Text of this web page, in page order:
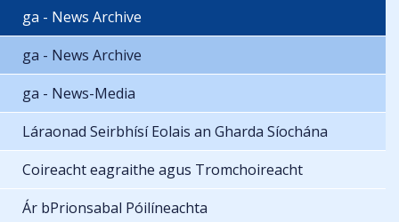
ga - News Archive
ga - News Archive
ga - News-Media
Láraonad Seirbhísí Eolais an Gharda Síochána
Coireacht eagraithe agus Tromchoireacht
Ár bPrionsabal Póilíneachta